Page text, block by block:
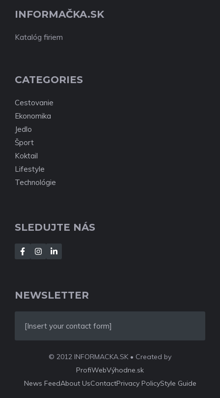
INFORMAČKA.SK
Katalóg firiem
CATEGORIES
Cestovanie
Ekonomika
Jedlo
Šport
Koktail
Lifestyle
Technológie
SLEDUJTE NÁS
NEWSLETTER
[Insert your contact form]
© 2012 INFORMACKA.SK • Created by
ProfiWebVýhodne.sk
News FeedAbout UsContactPrivacy PolicyStyle Guide